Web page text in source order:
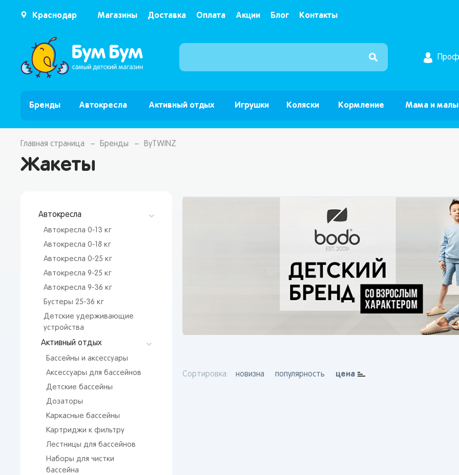
Краснодар Магазины Доставка Оплата Акции Блог Контакты
Интернет магазин детских товаров и игрушек
Бренды Автокресла Активный отдых Игрушки Коляски Кормление Мама и
Главная страница Бренды ByTWINZ
Жакеты
Автокресла
Автокресла 0-13 кг
Автокресла 0-18 кг
Автокресла 0-25 кг
Автокресла 9-25 кг
Автокресла 9-36 кг
Бустеры 25-36 кг
Детские удерживающие
устройства
Активный отдых
Бассейны и аксессуары
Аксессуары для бассейнов
Детские бассейны
Дозаторы
Каркасные бассейны
Картриджи к фильтру
Лестницы для бассейнов
Наборы для чистки
бассейна
Сортировка: новизна популярность цена